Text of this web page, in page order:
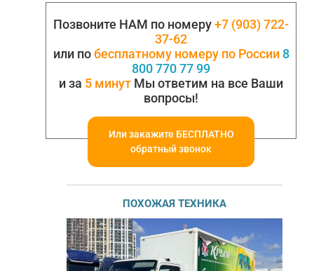
Позвоните НАМ по номеру+7 (903) 722-
37-62
или побесплатному номеру по России 8
800 770 77 99
и за 5 минут Мы ответим на все Ваши
вопросы!
Или закажите БЕСПЛАТНО
обратный звонок
ПОХОЖАЯ ТЕХНИКА